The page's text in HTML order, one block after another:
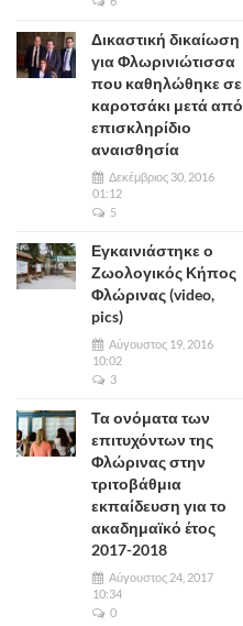
Δικαστική δικαίωση
για Φλωρινιώτισσα
που καθηλώθηκε σε
καροτσάκι μετά από
επισκληρίδιο
αναισθησία
Δεκέμβριος 30, 2016
01:12
5
Εγκαινιάστηκε ο
Ζωολογικός Κήπος
Φλώρινας (video,
pics)
Αύγουστος 19, 2016
10:02
3
Τα ονόματα των
επιτυχόντων της
Φλώρινας στην
τριτοβάθμια
εκπαίδευση για το
ακαδημαϊκό έτος
2017-2018
Αύγουστος 24, 2017
10:34
0